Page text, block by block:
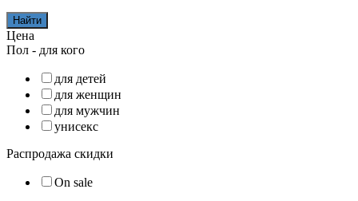
Найти
Цена
Пол - для кого
для детей
для женщин
для мужчин
унисекс
Распродажа скидки
On sale